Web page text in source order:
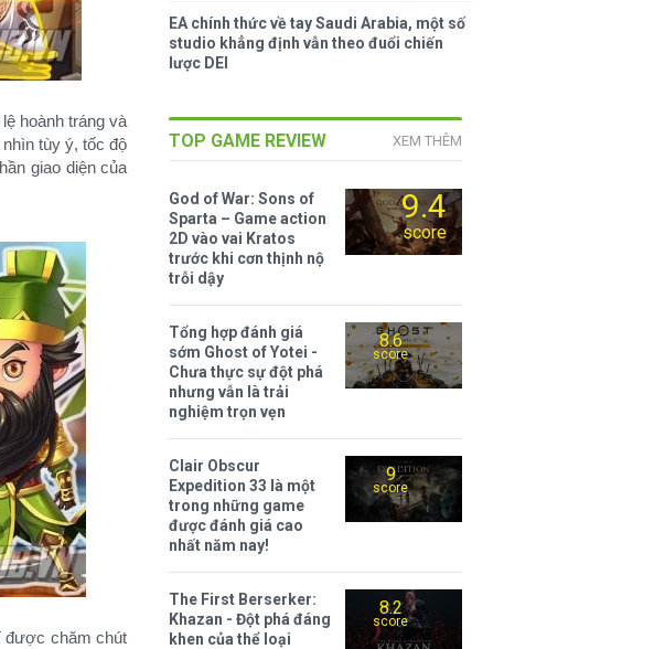
hoành tráng và
tùy ý, tốc độ
giao diện của
được chăm chút
EA chính thức về tay Saudi Arabia, một số
studio khẳng định vẫn theo đuổi chiến
lược DEI
TOP GAME REVIEW XEM THÊM
9.4
score
God of War: Sons of
Sparta – Game action
2D vào vai Kratos
trước khi cơn thịnh nộ
trỗi dậy
8.6
score
Tổng hợp đánh giá
sớm Ghost of Yotei -
Chưa thực sự đột phá
nhưng vẫn là trải
nghiệm trọn vẹn
9
score
Clair Obscur
Expedition 33 là một
trong những game
được đánh giá cao
nhất năm nay!
8.2
score
The First Berserker:
Khazan - Đột phá đáng
khen của thể loại